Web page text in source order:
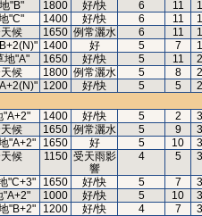
"B" 1800 好/快 6 11
"C" 1400 好/快 6 11
候 1650 例常灑水 6 11
1400 好 5 7
地"A" 1650 好/快 5 11
候 1800 例常灑水 5 8
1200 好/快 5 5
"A+2" 1400 好/快 5 2
候 1650 例常灑水 5 9
"A+2" 1650 好 5 10
候 1150 受天雨影
響
4 5
"C+3" 1650 好/快 5 7
"A+2" 1000 好/快 5 10
"B+2" 1200 好/快 4 7